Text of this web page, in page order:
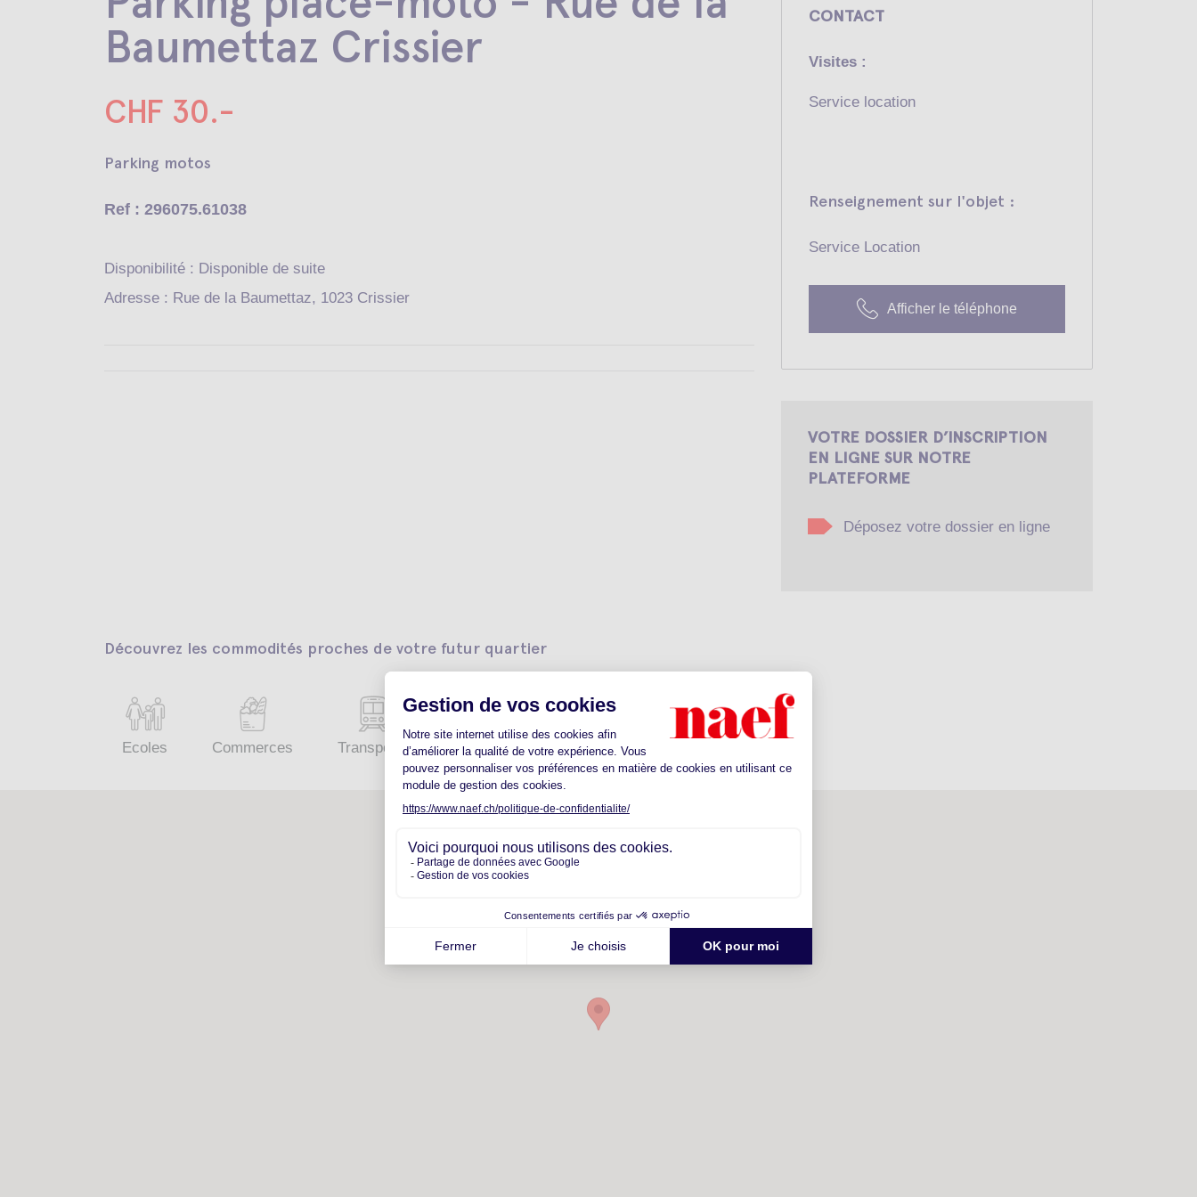
Baumettaz Crissier
CHF 30.-
Parking motos
Ref : 296075.61038
Disponibilité : Disponible de suite
Adresse : Rue de la Baumettaz, 1023 Crissier
CONTACT
Visites :
Service location
Renseignement sur l'objet :
Service Location
Afficher le téléphone
VOTRE DOSSIER D’INSCRIPTION
EN LIGNE SUR NOTRE
PLATEFORME
Déposez votre dossier en ligne
Découvrez les commodités proches de votre futur quartier
Ecoles Commerces Transports Sante Parkings Restaurants